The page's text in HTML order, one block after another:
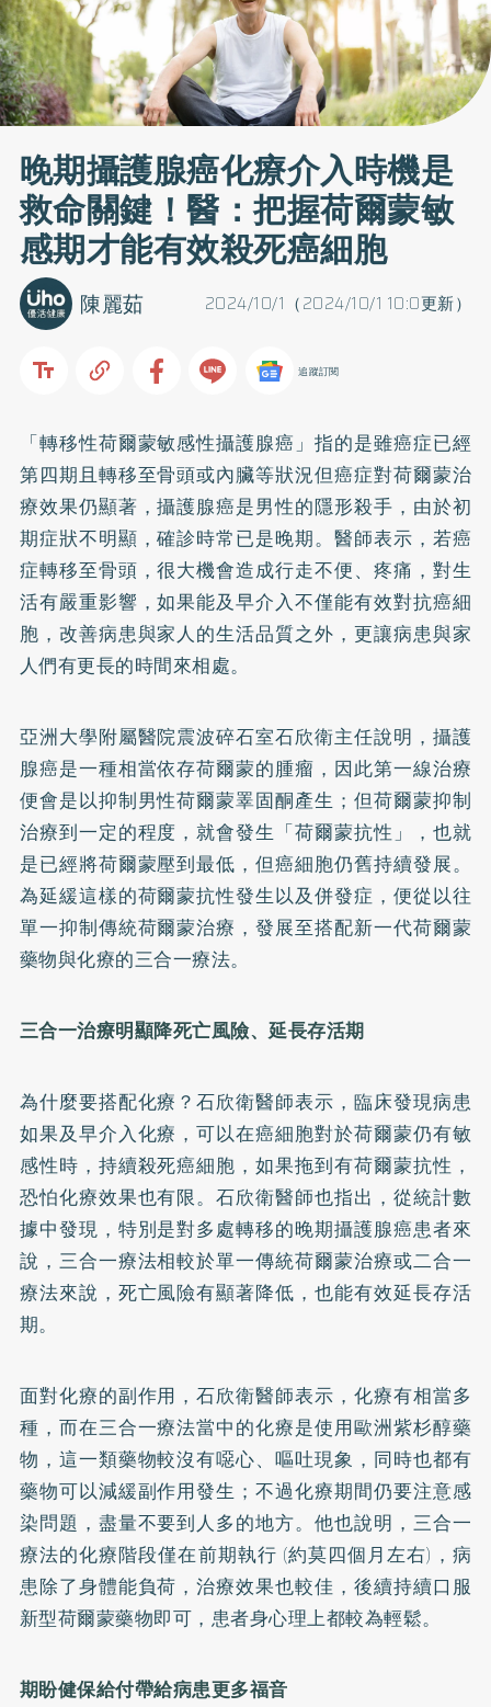
晚期攝護腺癌化療介入時機是
救命關鍵！醫：把握荷爾蒙敏
感期才能有效殺死癌細胞
2024/10/1（2024/10/1 10:0更新）
陳麗茹
追蹤訂閱
「轉移性荷爾蒙敏感性攝護腺癌」指的是雖癌症已經
第四期且轉移至骨頭或內臟等狀況但癌症對荷爾蒙治
療效果仍顯著，攝護腺癌是男性的隱形殺手，由於初
期症狀不明顯，確診時常已是晚期。醫師表示，若癌
症轉移至骨頭，很大機會造成行走不便、疼痛，對生
活有嚴重影響，如果能及早介入不僅能有效對抗癌細
胞，改善病患與家人的生活品質之外，更讓病患與家
人們有更長的時間來相處。
亞洲大學附屬醫院震波碎石室石欣衛主任說明，攝護
腺癌是一種相當依存荷爾蒙的腫瘤，因此第一線治療
便會是以抑制男性荷爾蒙睪固酮產生；但荷爾蒙抑制
治療到一定的程度，就會發生「荷爾蒙抗性」，也就
是已經將荷爾蒙壓到最低，但癌細胞仍舊持續發展。
為延緩這樣的荷爾蒙抗性發生以及併發症，便從以往
單一抑制傳統荷爾蒙治療，發展至搭配新一代荷爾蒙
藥物與化療的三合一療法。
三合一治療明顯降死亡風險、延長存活期
為什麼要搭配化療？石欣衛醫師表示，臨床發現病患
如果及早介入化療，可以在癌細胞對於荷爾蒙仍有敏
感性時，持續殺死癌細胞，如果拖到有荷爾蒙抗性，
恐怕化療效果也有限。石欣衛醫師也指出，從統計數
據中發現，特別是對多處轉移的晚期攝護腺癌患者來
說，三合一療法相較於單一傳統荷爾蒙治療或二合一
療法來說，死亡風險有顯著降低，也能有效延長存活
期。
面對化療的副作用，石欣衛醫師表示，化療有相當多
種，而在三合一療法當中的化療是使用歐洲紫杉醇藥
物，這一類藥物較沒有噁心、嘔吐現象，同時也都有
藥物可以減緩副作用發生；不過化療期間仍要注意感
染問題，盡量不要到人多的地方。他也說明，三合一
療法的化療階段僅在前期執行 (約莫四個月左右)，病
患除了身體能負荷，治療效果也較佳，後續持續口服
新型荷爾蒙藥物即可，患者身心理上都較為輕鬆。
期盼健保給付帶給病患更多福音